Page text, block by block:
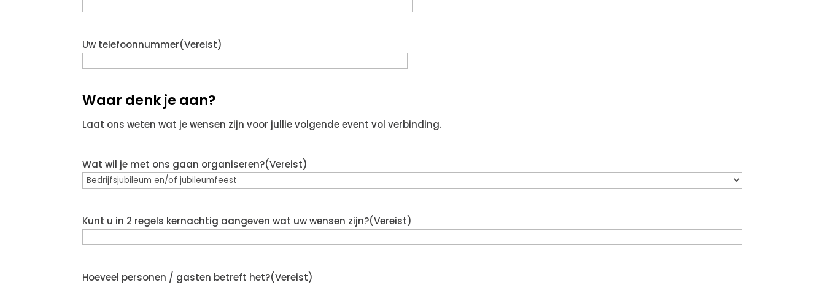
Uw telefoonnummer(Vereist)
Waar denk je aan?
Laat ons weten wat je wensen zijn voor jullie volgende event vol verbinding.
Wat wil je met ons gaan organiseren?(Vereist)
Kunt u in 2 regels kernachtig aangeven wat uw wensen zijn?(Vereist)
Hoeveel personen / gasten betreft het?(Vereist)